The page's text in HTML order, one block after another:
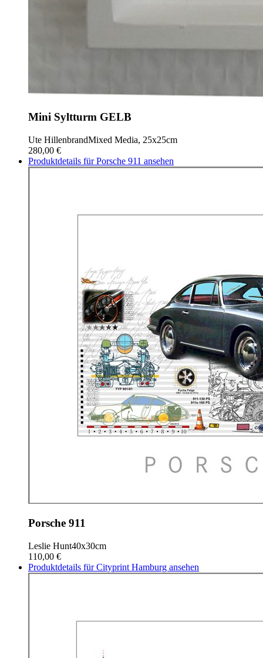
Mini Syltturm GELB
Ute HillenbrandMixed Media, 25x25cm
280,00 €
Produktdetails für Porsche 911 ansehen
Porsche 911
Leslie Hunt40x30cm
110,00 €
Produktdetails für Cityprint Hamburg ansehen